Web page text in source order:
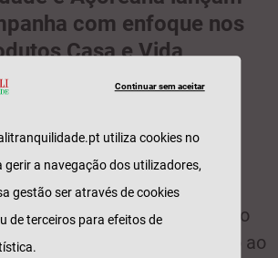
com enfoque nos
Casa e Vida
seus Sonhos" é o mote da
de comunicação da
Açoreana, orientada para o
e com foco nos
Casa. Até final de outubro, ao
Casa e Vida associado ao
Continuar sem aceitar
utiliza cookies no
gerir a navegação dos utilizadores,
gestão ser através de cookies
de terceiros para efeitos de